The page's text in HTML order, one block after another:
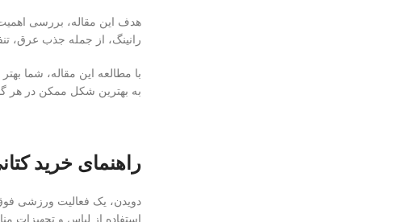
هدف این مقاله، بررسی
رانینگ، از جمله جذب عرق،
با مطالعه این مقاله، شما
به بهترین شکل ممکن در هر
راهنمای خرید
دویدن، یک فعالیت ورزشی
استفاده از لباس و تجهیزات